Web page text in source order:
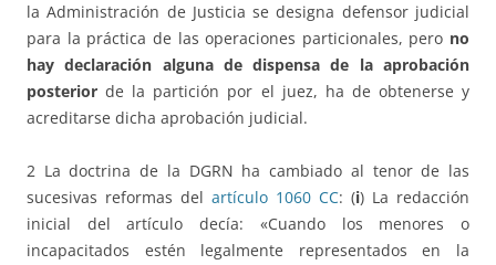
la Administración de Justicia se designa defensor judicial
para la práctica de las operaciones particionales, pero no
hay declaración alguna de dispensa de la aprobación
posterior de la partición por el juez, ha de obtenerse y
acreditarse dicha aprobación judicial.
2 La doctrina de la DGRN ha cambiado al tenor de las
sucesivas reformas del artículo 1060 CC: (i) La redacción
inicial del artículo decía: «Cuando los menores o
incapacitados estén legalmente representados en la